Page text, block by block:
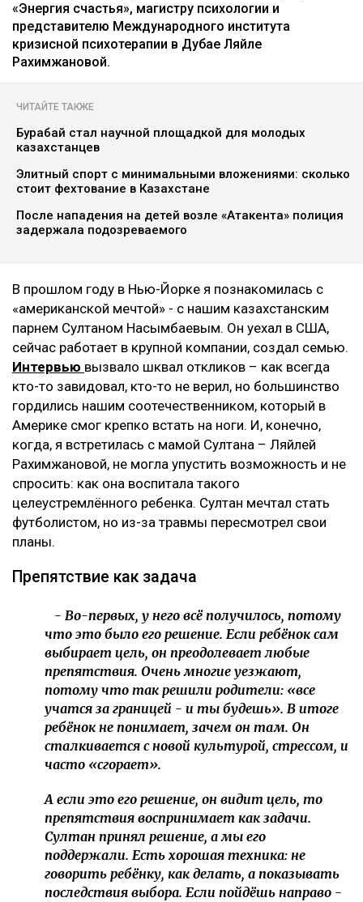
«Энергия счастья», магистру психологии и
представителю Международного института
кризисной психотерапии в Дубае Ляйле
Рахимжановой.
ЧИТАЙТЕ ТАКЖЕ
Бурабай стал научной площадкой для молодых
казахстанцев
Элитный спорт с минимальными вложениями: сколько
стоит фехтование в Казахстане
После нападения на детей возле «Атакента» полиция
задержала подозреваемого
В прошлом году в Нью-Йорке я познакомилась с
«американской мечтой» - с нашим казахстанским
парнем Султаном Насымбаевым. Он уехал в США,
сейчас работает в крупной компании, создал семью.
Интервью вызвало шквал откликов – как всегда
кто-то завидовал, кто-то не верил, но большинство
гордились нашим соотечественником, который в
Америке смог крепко встать на ноги. И, конечно,
когда, я встретилась с мамой Султана – Ляйлей
Рахимжановой, не могла упустить возможность и не
спросить: как она воспитала такого
целеустремлённого ребенка. Султан мечтал стать
футболистом, но из-за травмы пересмотрел свои
планы.
Препятствие как задача
- Во-первых, у него всё получилось, потому
что это было его решение. Если ребёнок сам
выбирает цель, он преодолевает любые
препятствия. Очень многие уезжают,
потому что так решили родители: «все
учатся за границей - и ты будешь». В итоге
ребёнок не понимает, зачем он там. Он
сталкивается с новой культурой, стрессом, и
часто «сгорает».
А если это его решение, он видит цель, то
препятствия воспринимает как задачи.
Султан принял решение, а мы его
поддержали. Есть хорошая техника: не
говорить ребёнку, как делать, а показывать
последствия выбора. Если пойдёшь направо -